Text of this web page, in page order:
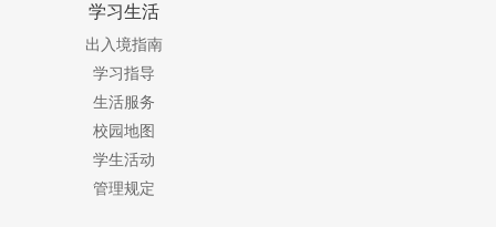
学习生活
出入境指南
学习指导
生活服务
校园地图
学生活动
管理规定